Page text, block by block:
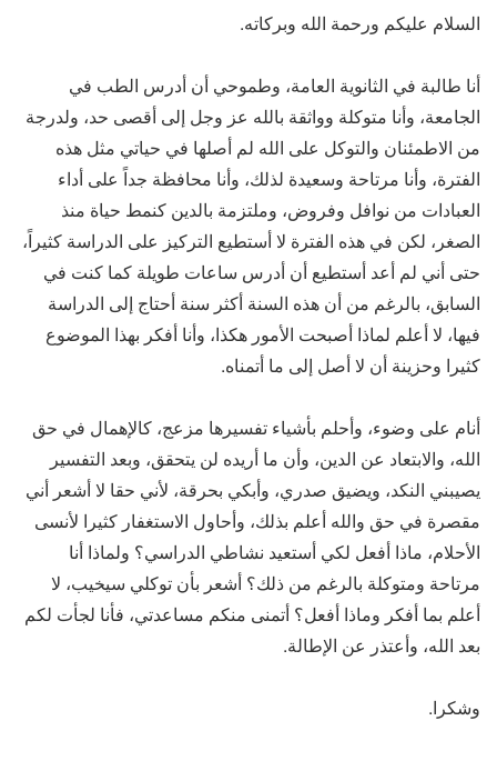
السلام عليكم ورحمة الله وبركاته.
أنا طالبة في الثانوية العامة، وطموحي أن أدرس الطب في
الجامعة، وأنا متوكلة وواثقة بالله عز وجل إلى أقصى حد، ولدرجة
من الاطمئنان والتوكل على الله لم أصلها في حياتي مثل هذه
الفترة، وأنا مرتاحة وسعيدة لذلك، وأنا محافظة جداً على أداء
العبادات من نوافل وفروض، وملتزمة بالدين كنمط حياة منذ
الصغر، لكن في هذه الفترة لا أستطيع التركيز على الدراسة كثيراً،
حتى أني لم أعد أستطيع أن أدرس ساعات طويلة كما كنت في
السابق، بالرغم من أن هذه السنة أكثر سنة أحتاج إلى الدراسة
فيها، لا أعلم لماذا أصبحت الأمور هكذا، وأنا أفكر بهذا الموضوع
كثيرا وحزينة أن لا أصل إلى ما أتمناه.
أنام على وضوء، وأحلم بأشياء تفسيرها مزعج، كالإهمال في حق
الله، والابتعاد عن الدين، وأن ما أريده لن يتحقق، وبعد التفسير
يصيبني النكد، ويضيق صدري، وأبكي بحرقة، لأني حقا لا أشعر أني
مقصرة في حق والله أعلم بذلك، وأحاول الاستغفار كثيرا لأنسى
الأحلام، ماذا أفعل لكي أستعيد نشاطي الدراسي؟ ولماذا أنا
مرتاحة ومتوكلة بالرغم من ذلك؟ أشعر بأن توكلي سيخيب، لا
أعلم بما أفكر وماذا أفعل؟ أتمنى منكم مساعدتي، فأنا لجأت لكم
بعد الله، وأعتذر عن الإطالة.
وشكرا.